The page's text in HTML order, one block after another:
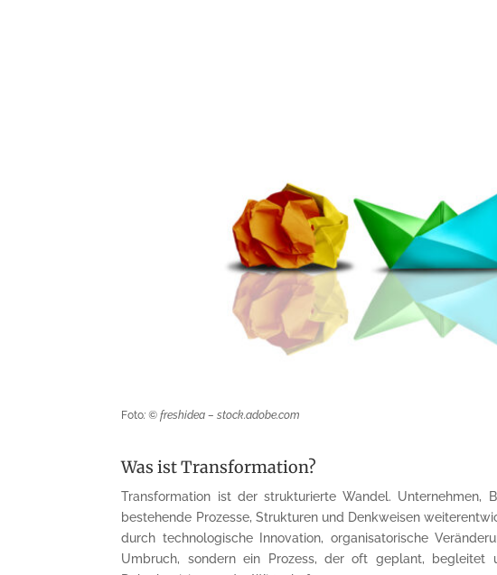
Foto: © freshidea – stock.adobe.com​
​Was ist Transformation?
Transformation ist der strukturierte Wandel. Unternehmen,
bestehende Prozesse, Strukturen und Denkweisen
durch technologische Innovation, organisatorische
Umbruch, sondern ein Prozess, der oft geplant,